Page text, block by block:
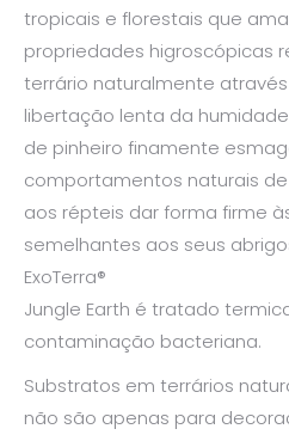
tropicais e florestais que
propriedades higroscópicas
terrário naturalmente
libertação lenta da
de pinheiro finamente
comportamentos naturais
aos répteis dar forma firme
semelhantes aos seus
ExoTerra®
Jungle Earth é tratado
contaminação bacteriana.
Substratos em terrários
não são apenas para